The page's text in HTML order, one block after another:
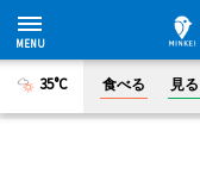
35°C 食べる 見